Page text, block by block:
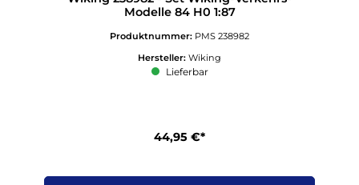
Modelle 84 H0 1:87
Produktnummer: PMS 238982
Hersteller: Wiking
Lieferbar
44,95 €*